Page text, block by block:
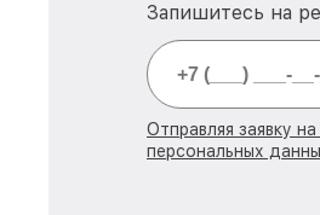
Запишитесь на
Отправляя заявку
персональных